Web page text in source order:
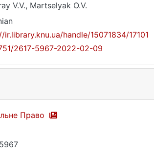
V.V., Martselyak O.V.
ir.library.knu.ua/handle/15071834/17101
2617-5967-2022-02-09
Право